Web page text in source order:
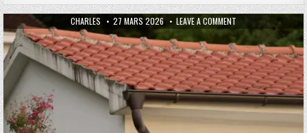
AUTHOR:
CHARLES PUBLISHED DATE:
27 MARS 2026 LEAVE A COMMENT ON ÉCONOMIES